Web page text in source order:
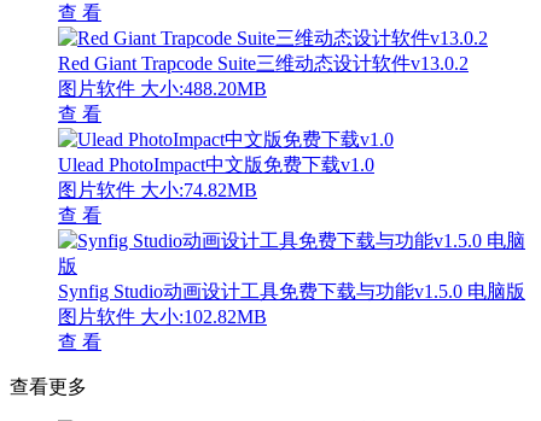
查 看
Red Giant Trapcode Suite三维动态设计软件v13.0.2
图片软件 大小:488.20MB
查 看
Ulead PhotoImpact中文版免费下载v1.0
图片软件 大小:74.82MB
查 看
Synfig Studio动画设计工具免费下载与功能v1.5.0 电脑版
图片软件 大小:102.82MB
查 看
查看更多